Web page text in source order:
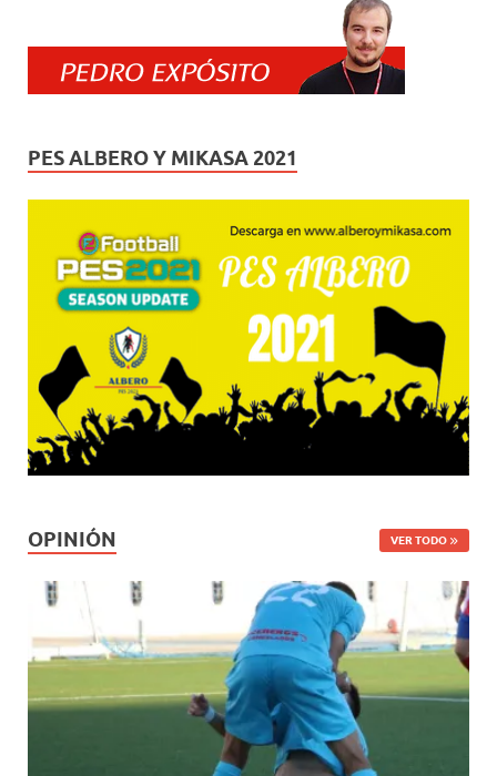
PES ALBERO Y MIKASA 2021
OPINIÓN VER TODO